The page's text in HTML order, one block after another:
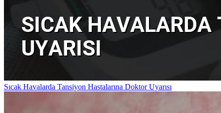
Sıcak Havalarda Tansiyon Hastalarına Doktor Uyarısı